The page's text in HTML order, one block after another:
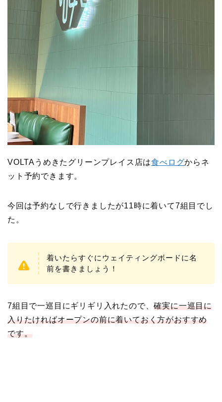
VOLTAうめきたグリーンプレイス店は食べログからネ
ット予約できます。
今回は予約なしで行きましたが11時に着いて7組目でし
た。
着いたらすぐにウェイティングボードに名
前を書きましょう！
7組目で一巡目にギリギリ入れたので、確実に一巡目に
入りたければオープンの前に着いておく方がおすすめ
です。